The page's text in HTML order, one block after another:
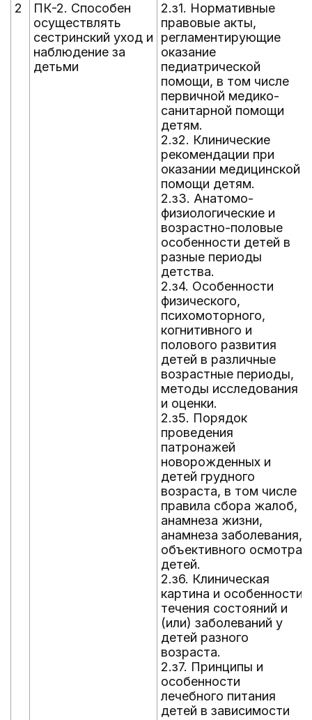
2
ПК-2. Способен
осуществлять
сестринский уход и
наблюдение за
детьми
2.з1. Нормативные
правовые акты,
регламентирующие
оказание
педиатрической
помощи, в том числе
первичной медико-
санитарной помощи
детям.
2.з2. Клинические
рекомендации при
оказании медицинской
помощи детям.
2.з3. Анатомо-
физиологические и
возрастно-половые
особенности детей в
разные периоды
детства.
2.з4. Особенности
физического,
психомоторного,
когнитивного и
полового развития
детей в различные
возрастные периоды,
методы исследования
и оценки.
2.з5. Порядок
проведения
патронажей
новорожденных и
детей грудного
возраста, в том числе
правила сбора жалоб,
анамнеза жизни,
анамнеза заболевания,
объективного осмотра
детей.
2.з6. Клиническая
картина и особенности
течения состояний и
(или) заболеваний у
детей разного
возраста.
2.з7. Принципы и
особенности
лечебного питания
детей в зависимости